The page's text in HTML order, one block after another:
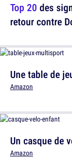
Top 20 des
retour contre
Une table de
Amazon
Un casque de
Amazon